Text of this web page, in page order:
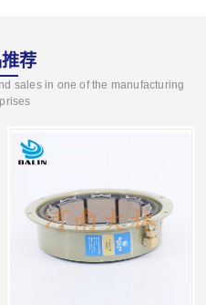
荐
sales in one of the manufacturing